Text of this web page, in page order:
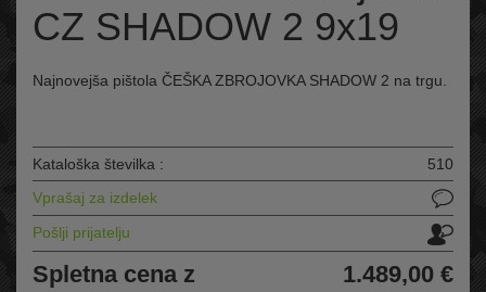
CZ SHADOW 2 9x19
Najnovejša pištola ČEŠKA ZBROJOVKA SHADOW 2 na trgu.
Kataloška številka :
510
Vprašaj za izdelek
Pošlji prijatelju
Spletna cena z
1.489,00 €